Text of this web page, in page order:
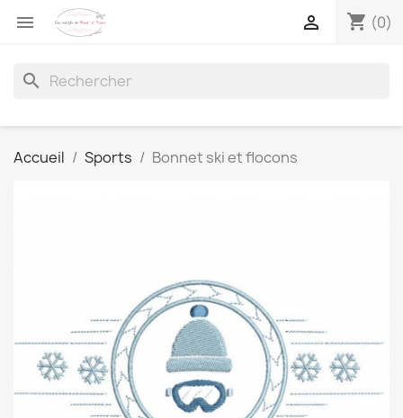
 shopping_cart (0)

search
Accueil Sports Bonnet ski et flocons